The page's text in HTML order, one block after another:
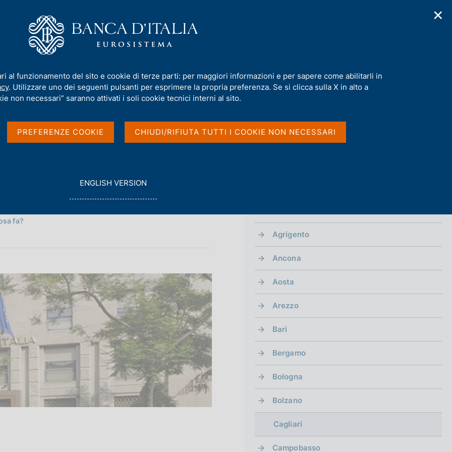
Compiti Servizi al cittadino
n
fa?
Agrigento
Ancona
Aosta
Arezzo
Bari
Bergamo
Bologna
Bolzano
Cagliari
Campobasso
✕
al funzionamento del sito e cookie di terze parti: per maggiori informazioni e per sapere come abilitarli in
. Utilizzare uno dei seguenti pulsanti per esprimere la propria preferenza. Se si clicca sulla X in alto a
non necessari” saranno attivati i soli cookie tecnici interni al sito.
PREFERENZE COOKIE CHIUDI/RIFIUTA TUTTI I COOKIE NON NECESSARI
G
O
ENGLISH VERSION